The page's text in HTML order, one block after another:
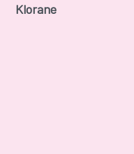
Klorane